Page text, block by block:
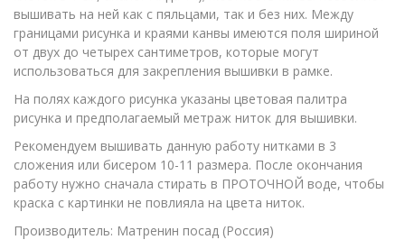
вышивать на ней как с пяльцами, так и без них. Между
границами рисунка и краями канвы имеются поля шириной
от двух до четырех сантиметров, которые могут
использоваться для закрепления вышивки в рамке.
На полях каждого рисунка указаны цветовая палитра
рисунка и предполагаемый метраж ниток для вышивки.
Рекомендуем вышивать данную работу нитками в 3
сложения или бисером 10-11 размера. После окончания
работу нужно сначала стирать в ПРОТОЧНОЙ воде, чтобы
краска с картинки не повлияла на цвета ниток.
Производитель: Матренин посад (Россия)